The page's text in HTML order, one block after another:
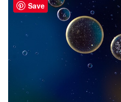
Save